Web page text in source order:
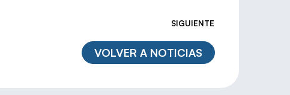
SIGUIENTE
VOLVER A NOTICIAS